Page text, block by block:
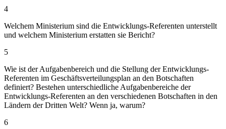
4
Welchem Ministerium sind die Entwicklungs-Referenten unterstellt
und welchem Ministerium erstatten sie Bericht?
5
Wie ist der Aufgabenbereich und die Stellung der Entwicklungs-
Referenten im Geschäftsverteilungsplan an den Botschaften
definiert? Bestehen unterschiedliche Aufgabenbereiche der
Entwicklungs-Referenten an den verschiedenen Botschaften in den
Ländern der Dritten Welt? Wenn ja, warum?
6